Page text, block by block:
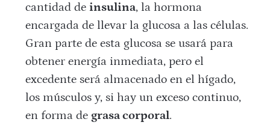
cantidad deinsulina, la hormona
encargada de llevar la glucosa a las células.
Gran parte de esta glucosa se usará para
obtener energía inmediata, pero el
excedente será almacenado en el hígado,
los músculos y, si hay un exceso continuo,
en forma de grasa corporal.